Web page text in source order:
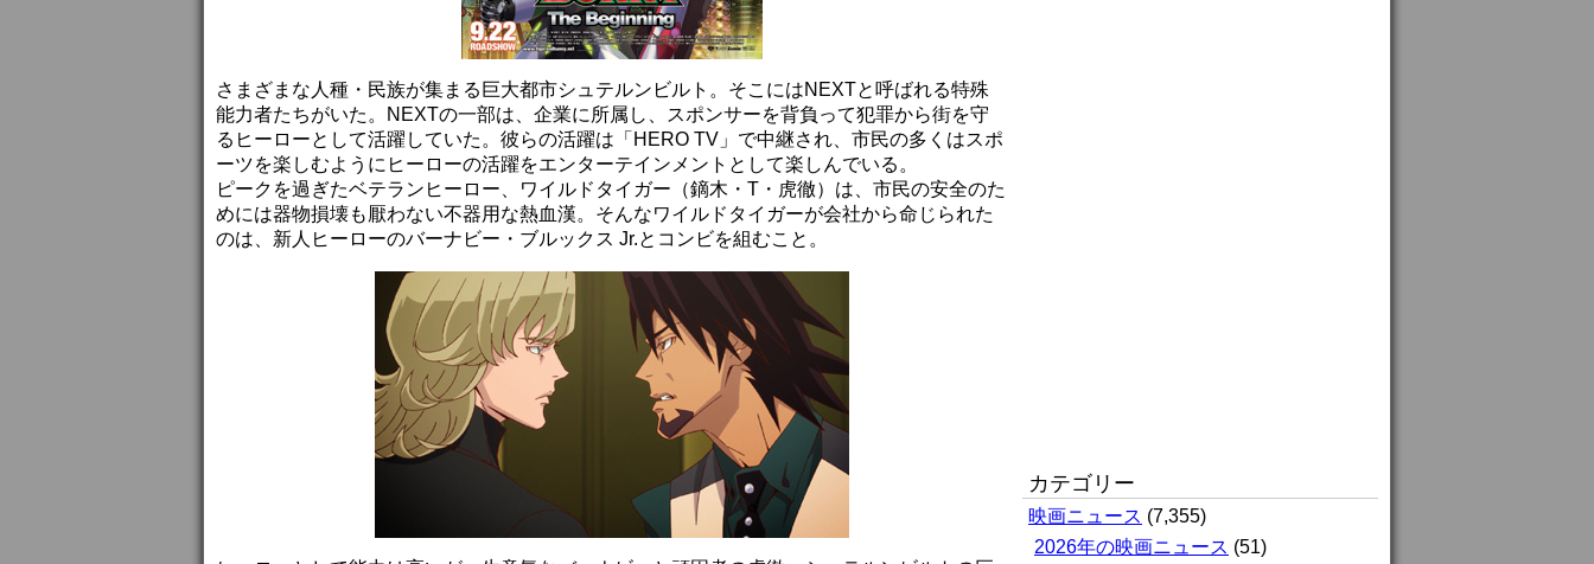
さまざまな人種・民族が集まる巨大都市シュテルンビルト。そこにはNEXTと呼ばれる特殊
能力者たちがいた。NEXTの一部は、企業に所属し、スポンサーを背負って犯罪から街を守
るヒーローとして活躍していた。彼らの活躍は「HERO TV」で中継され、市民の多くはスポ
ーツを楽しむようにヒーローの活躍をエンターテインメントとして楽しんでいる。
ピークを過ぎたベテランヒーロー、ワイルドタイガー（鏑木・T・虎徹）は、市民の安全のた
めには器物損壊も厭わない不器用な熱血漢。そんなワイルドタイガーが会社から命じられた
のは、新人ヒーローのバーナビー・ブルックス Jr.とコンビを組むこと。
カテゴリー
映画ニュース (7,355)
2026年の映画ニュース (51)